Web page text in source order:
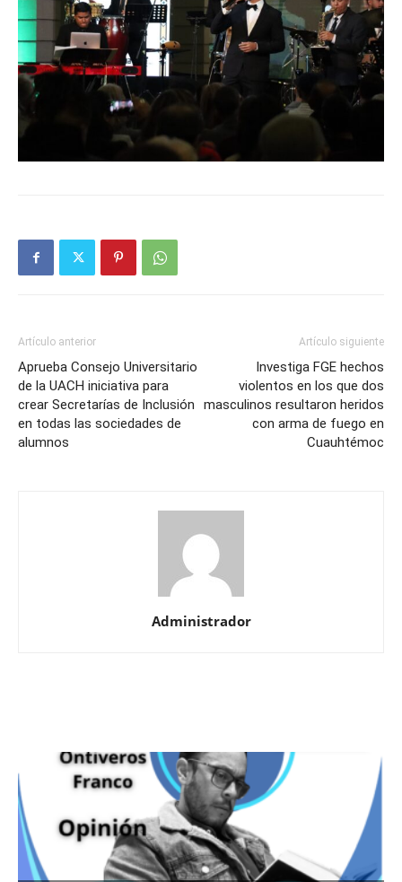
Artículo anterior
Aprueba Consejo Universitario
de la UACH iniciativa para
crear Secretarías de Inclusión
en todas las sociedades de
alumnos
Artículo siguiente
Investiga FGE hechos
violentos en los que dos
masculinos resultaron heridos
con arma de fuego en
Cuauhtémoc
Administrador